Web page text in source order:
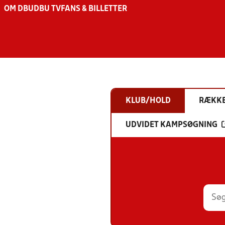
OM DBU DBU TV FANS & BILLETTER
KLUB/HOLD
UDVIDET KAMPSØGNING